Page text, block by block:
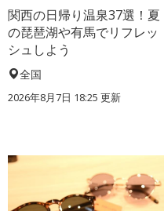
関西の日帰り温泉37選！夏
の琵琶湖や有馬でリフレッ
シュしよう
全国
2026年8月7日 18:25 更新